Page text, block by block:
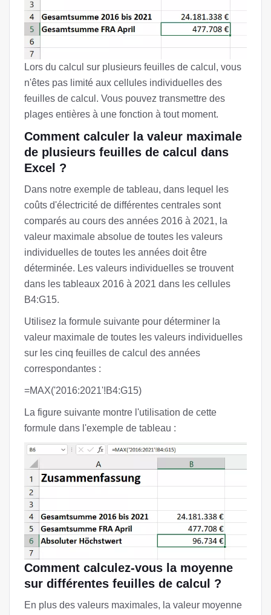
Lors du calcul sur plusieurs feuilles de calcul, vous
n'êtes pas limité aux cellules individuelles des
feuilles de calcul. Vous pouvez transmettre des
plages entières à une fonction à tout moment.
Comment calculer la valeur maximale
de plusieurs feuilles de calcul dans
Excel ?
Dans notre exemple de tableau, dans lequel les
coûts d'électricité de différentes centrales sont
comparés au cours des années 2016 à 2021, la
valeur maximale absolue de toutes les valeurs
individuelles de toutes les années doit être
déterminée. Les valeurs individuelles se trouvent
dans les tableaux 2016 à 2021 dans les cellules
B4:G15.
Utilisez la formule suivante pour déterminer la
valeur maximale de toutes les valeurs individuelles
sur les cinq feuilles de calcul des années
correspondantes :
=MAX('2016:2021'!B4:G15)
La figure suivante montre l'utilisation de cette
formule dans l'exemple de tableau :
Comment calculez-vous la moyenne
sur différentes feuilles de calcul ?
En plus des valeurs maximales, la valeur moyenne